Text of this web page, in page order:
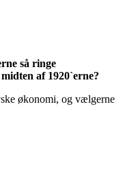
så ringe
af 1920`erne?
økonomi, og vælgerne